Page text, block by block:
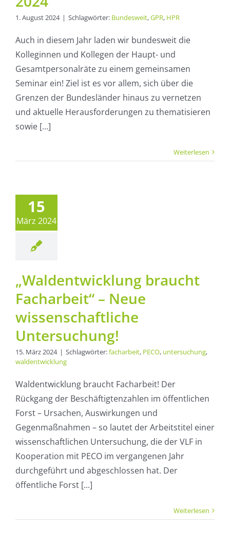
1. August 2024 | Schlagwörter: Bundesweit,GPR, HPR
Auch in diesem Jahr laden wir bundesweit die
Kolleginnen und Kollegen der Haupt- und
Gesamtpersonalräte zu einem gemeinsamen
Seminar ein! Ziel ist es vor allem, sich über die
Grenzen der Bundesländer hinaus zu vernetzen
und aktuelle Herausforderungen zu thematisieren
sowie [...]
Weiterlesen
15
März 2024
–
„Waldentwicklung braucht
Facharbeit“ – Neue
wissenschaftliche
Untersuchung!
15. März 2024 | Schlagwörter:facharbeit, PECO, untersuchung,
waldentwicklung
Waldentwicklung braucht Facharbeit! Der
Rückgang der Beschäftigtenzahlen im öffentlichen
Forst – Ursachen, Auswirkungen und
Gegenmaßnahmen – so lautet der Arbeitstitel einer
wissenschaftlichen Untersuchung, die der VLF in
Kooperation mit PECO im vergangenen Jahr
durchgeführt und abgeschlossen hat. Der
öffentliche Forst [...]
Weiterlesen